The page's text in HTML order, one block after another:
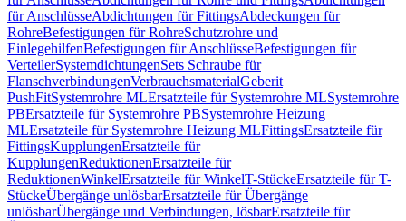
für AnschlüsseAbdichtungen für FittingsAbdeckungen für
RohreBefestigungen für RohreSchutzrohre und
EinlegehilfenBefestigungen für AnschlüsseBefestigungen für
VerteilerSystemdichtungenSets Schraube für
FlanschverbindungenVerbrauchsmaterialGeberit
PushFitSystemrohre MLErsatzteile für Systemrohre MLSystemrohre
PBErsatzteile für Systemrohre PBSystemrohre Heizung
MLErsatzteile für Systemrohre Heizung MLFittingsErsatzteile für
FittingsKupplungenErsatzteile für
KupplungenReduktionenErsatzteile für
ReduktionenWinkelErsatzteile für WinkelT-StückeErsatzteile für T-
StückeÜbergänge unlösbarErsatzteile für Übergänge
unlösbarÜbergänge und Verbindungen, lösbarErsatzteile für